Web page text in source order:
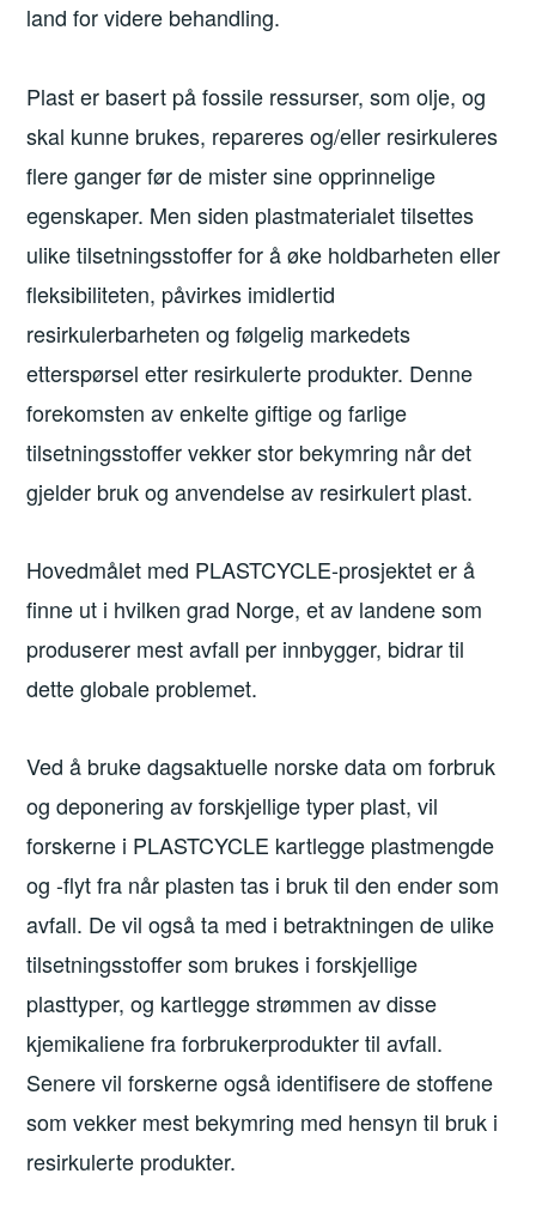
land for videre behandling.
Plast er basert på fossile ressurser, som olje, og
skal kunne brukes, repareres og/eller resirkuleres
flere ganger før de mister sine opprinnelige
egenskaper. Men siden plastmaterialet tilsettes
ulike tilsetningsstoffer for å øke holdbarheten eller
fleksibiliteten, påvirkes imidlertid
resirkulerbarheten og følgelig markedets
etterspørsel etter resirkulerte produkter. Denne
forekomsten av enkelte giftige og farlige
tilsetningsstoffer vekker stor bekymring når det
gjelder bruk og anvendelse av resirkulert plast.
Hovedmålet med PLASTCYCLE-prosjektet er å
finne ut i hvilken grad Norge, et av landene som
produserer mest avfall per innbygger, bidrar til
dette globale problemet.
Ved å bruke dagsaktuelle norske data om forbruk
og deponering av forskjellige typer plast, vil
forskerne i PLASTCYCLE kartlegge plastmengde
og -flyt fra når plasten tas i bruk til den ender som
avfall. De vil også ta med i betraktningen de ulike
tilsetningsstoffer som brukes i forskjellige
plasttyper, og kartlegge strømmen av disse
kjemikaliene fra forbrukerprodukter til avfall.
Senere vil forskerne også identifisere de stoffene
som vekker mest bekymring med hensyn til bruk i
resirkulerte produkter.